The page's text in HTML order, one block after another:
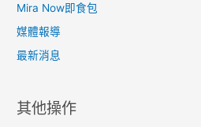
Mira Now即食包
媒體報導
最新消息
其他操作